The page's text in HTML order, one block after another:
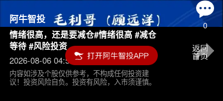
0
阿牛智投
情绪很高，还是要减仓#情绪很高 #减仓
等待 #风险投资
2026-08-06 04:55
内容如涉及个股仅供参考，不构成任何投资建
议！投资风险自负。投资有风险，入市须谨慎。